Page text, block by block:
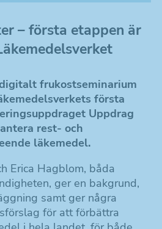
– första etappen är
frukostseminarium
första
Uppdrag
rest- och
läkemedel.
Erica Hagblom, båda
ger en bakgrund,
samt ger några
för att förbättra